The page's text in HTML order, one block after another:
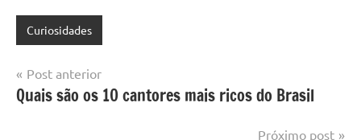
Curiosidades
Navegação
de
Post anterior
Quais são os 10 cantores mais ricos do Brasil
Próximo post